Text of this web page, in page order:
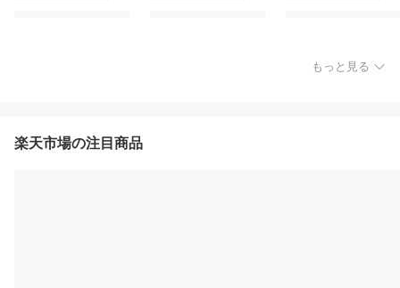
もっと見る
楽天市場の注目商品